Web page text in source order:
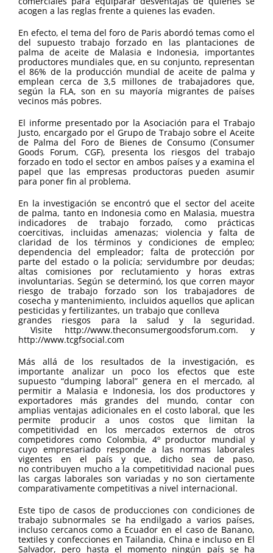
acogen a las reglas frente a quienes las evaden.
En efecto, el tema del foro de Paris abordó temas como el
del supuesto trabajo forzado en las plantaciones de
palma de aceite de Malasia e Indonesia, importantes
productores mundiales que, en su conjunto, representan
el 86% de la producción mundial de aceite de palma y
emplean cerca de 3,5 millones de trabajadores que,
según la FLA, son en su mayoría migrantes de países
vecinos más pobres.
El informe presentado por la Asociación para el Trabajo
Justo, encargado por el Grupo de Trabajo sobre el Aceite
de Palma del Foro de Bienes de Consumo (Consumer
Goods Forum, CGF), presenta los riesgos del trabajo
forzado en todo el sector en ambos países y a examina el
papel que las empresas productoras pueden asumir
para poner fin al problema.
En la investigación se encontró que el sector del aceite
de palma, tanto en Indonesia como en Malasia, muestra
indicadores de trabajo forzado, como prácticas
coercitivas, incluidas amenazas; violencia y falta de
claridad de los términos y condiciones de empleo;
dependencia del empleador; falta de protección por
parte del estado o la policía; servidumbre por deudas;
altas comisiones por reclutamiento y horas extras
involuntarias. Según se determinó, los que corren mayor
riesgo de trabajo forzado son los trabajadores de
cosecha y mantenimiento, incluidos aquellos que aplican
pesticidas y fertilizantes, un trabajo que conlleva
grandes riesgos para la salud y la seguridad.
Visite http://www.theconsumergoodsforum.com. y
http://www.tcgfsocial.com
Más allá de los resultados de la investigación, es
importante analizar un poco los efectos que este
supuesto “dumping laboral” genera en el mercado, al
permitir a Malasia e Indonesia, los dos productores y
exportadores más grandes del mundo, contar con
amplias ventajas adicionales en el costo laboral, que les
permite producir a unos costos que limitan la
competitividad en los mercados externos de otros
competidores como Colombia, 4º productor mundial y
cuyo empresariado responde a las normas laborales
vigentes en el país y que, dicho sea de paso,
no contribuyen mucho a la competitividad nacional pues
las cargas laborales son variadas y no son ciertamente
comparativamente competitivas a nivel internacional.
Este tipo de casos de producciones con condiciones de
trabajo subnormales se ha endilgado a varios países,
incluso cercanos como a Ecuador en el caso de Banano,
textiles y confecciones en Tailandia, China e incluso en El
Salvador, pero hasta el momento ningún país se ha